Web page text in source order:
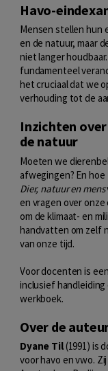
Havo-
Mensen stellen hun
en de natuur, maar
niet langer
fundamenteel
het cruciaal dat we
verhouding tot de
Inzichten
de natuur
Moeten we
afwegingen? En
Dier, natuur en mens
en vragen over
om de klimaat- en
handvatten om zelf
van onze tijd.
Voor docenten is
inclusief
werkboek.
Over de
Dyane Til(1991) is
voor havo en vwo.